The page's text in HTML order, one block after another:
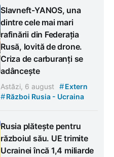
Slavneft-YANOS, una
dintre cele mai mari
rafinării din Federația
Rusă, lovită de drone.
Criza de carburanți se
adâncește
Astăzi, 6 august #Extern
#Război Rusia - Ucraina
Rusia plătește pentru
războiul său. UE trimite
Ucrainei încă 1,4 miliarde